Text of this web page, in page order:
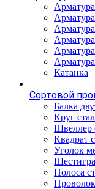
Катанка
Сортовой
Балка
Круг
Швеллер
Квадрат
Уголок
Полоса